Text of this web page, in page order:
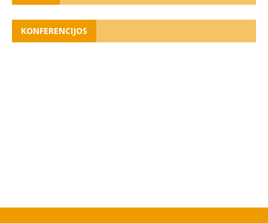
KONFERENCIJOS